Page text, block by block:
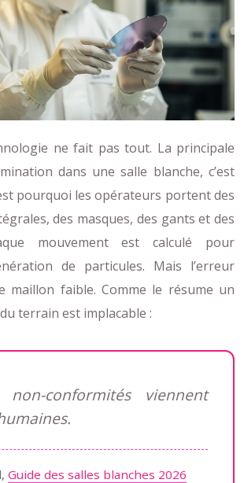
ne fait pas tout. La principale
dans une salle blanche, c’est
pourquoi les opérateurs portent des
des masques, des gants et des
mouvement est calculé pour
de particules. Mais l’erreur
maillon faible. Comme le résume un
terrain est implacable :
conformités viennent
Guide des salles blanches 2026